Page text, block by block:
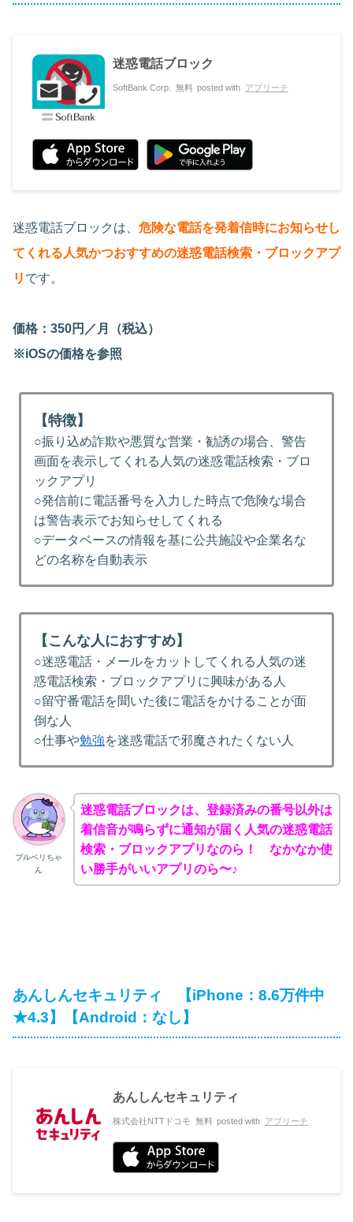
迷惑電話ブロック
SoftBank Corp. 無料 posted with アプリーチ
迷惑電話ブロックは、 危険な電話を発着信時にお知らせし
てくれる人気かつおすすめの迷惑電話検索・ブロックアプ
リ です。
価格：350円／月（税込）
※iOSの価格を参照
【特徴】
○振り込め詐欺や悪質な営業・勧誘の場合、警告
画面を表示してくれる人気の迷惑電話検索・ブロ
ックアプリ
○発信前に電話番号を入力した時点で危険な場合
は警告表示でお知らせしてくれる
○データベースの情報を基に公共施設や企業名な
どの名称を自動表示
【こんな人におすすめ】
○迷惑電話・メールをカットしてくれる人気の迷
惑電話検索・ブロックアプリに興味がある人
○留守番電話を聞いた後に電話をかけることが面
倒な人
○仕事や勉強を迷惑電話で邪魔されたくない人
ブルベリちゃ
ん
迷惑電話ブロックは、登録済みの番号以外は
着信音が鳴らずに通知が届く人気の迷惑電話
検索・ブロックアプリなのら！ なかなか使
い勝手がいいアプリのら〜♪
あんしんセキュリティ 【iPhone：8.6万件中
★4.3】【Android：なし】
あんしんセキュリティ
株式会社NTTドコモ 無料 posted with アプリーチ